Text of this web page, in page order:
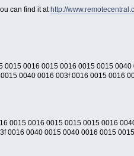
can find it at http://
0016 0015 0016 0015 0015
0040 0016 003f 0016 0015 0016
0015 0016 0015 0015 0015 0016
0016 0040 0015 0040 0016 0015